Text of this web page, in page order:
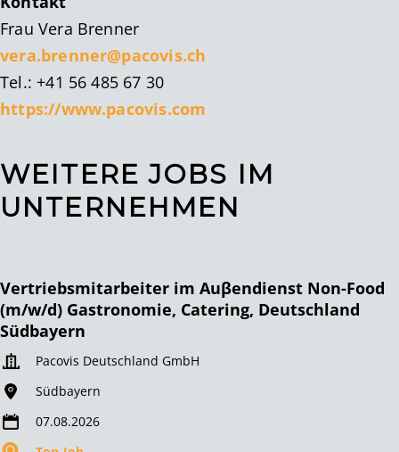
Frau Vera Brenner
vera.brenner@pacovis.ch
Tel.: +41 56 485 67 30
https://www.pacovis.com
WEITERE JOBS IM
UNTERNEHMEN
Vertriebsmitarbeiter im Auβendienst Non-Food
(m/w/d) Gastronomie, Catering, Deutschland
Südbayern
Pacovis Deutschland GmbH
Südbayern
07.08.2026